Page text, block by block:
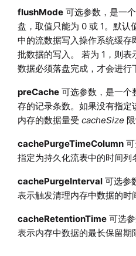
flushMode可选参数，是一
盘，取值只能为 0 或 1。默认
中的流数据写入操作系统缓存
批数据的写入。 若为 1，则
数据必须落盘完成，才会进行
preCache可选参数，是一个
存的记录条数。如果没有指定
内存的数据量受 cacheSize 限
cachePurgeTimeColumn可
指定为持久化流表中的时间列
cachePurgeInterval可选参
表示触发清理内存中数据的时
cacheRetentionTime可选参
表示内存中数据的最长保留期